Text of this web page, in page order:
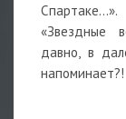
«Звездные
давно, в
напоминает?!